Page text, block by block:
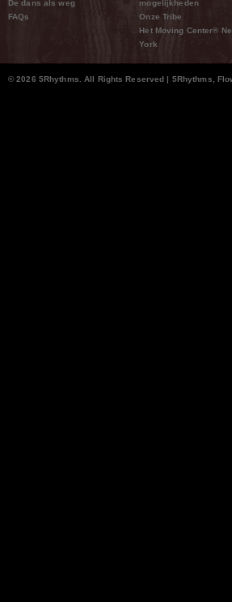
De dans als weg
FAQs
mogelijkheden
Onze Tribe
Het Moving Center®
York
© 2026 5Rhythms. All Rights Reserved | 5Rhythms,